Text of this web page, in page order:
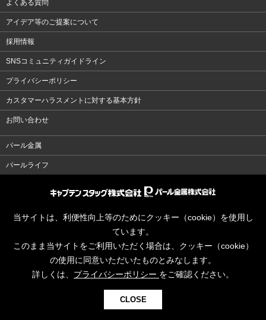
よくある質問
アイデア等のご提案について
採用情報
SNSコミュニティガイドライン
プライバシーポリシー
カスタマーハラスメントに対する基本方針
お問い合わせ
パール金属
パールライフ
当サイトは、利便性向上等のためにクッキー（cookie）を使用し
ています。
このまま当サイトをご利用いただく場合は、クッキー（cookie）
の使用に同意いただいたものとみなします。
詳しくは、 プライバシーポリシー をご確認ください。
CLOSE